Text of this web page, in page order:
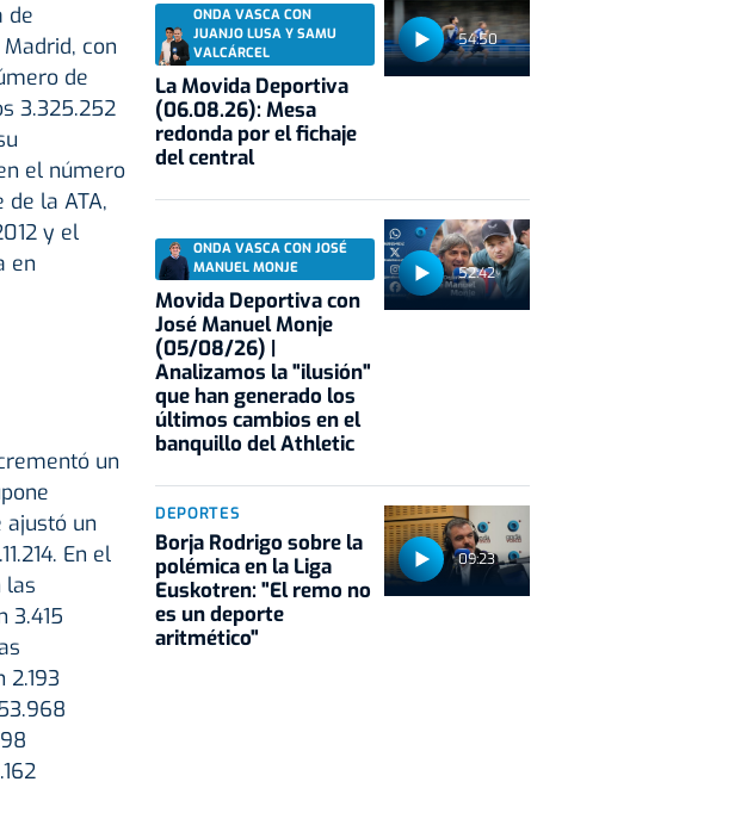
de
con
de
3.325.252
el número
la ATA,
y el
en
un
ajustó un
En el
las
3.415
54:50
ONDA VASCA CON
JUANJO LUSA Y SAMU
VALCÁRCEL
La Movida Deportiva
(06.08.26): Mesa
redonda por el fichaje
del central
52:42
ONDA VASCA CON JOSÉ
MANUEL MONJE
Movida Deportiva con
José Manuel Monje
(05/08/26) |
Analizamos la "ilusión"
que han generado los
últimos cambios en el
banquillo del Athletic
09:23
DEPORTES
Borja Rodrigo sobre la
polémica en la Liga
Euskotren: "El remo no
es un deporte
aritmético"